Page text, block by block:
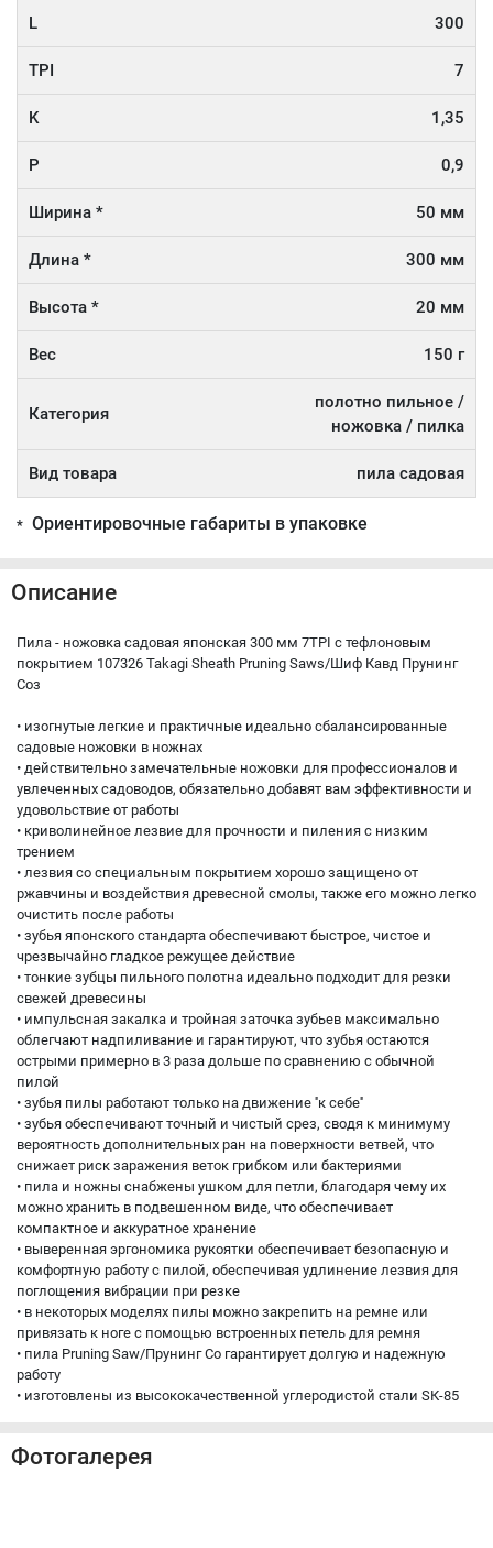
L 300
TPI 7
K 1,35
P 0,9
Ширина * 50 мм
Длина * 300 мм
Высота * 20 мм
Вес 150 г
Категория
полотно пильное /
ножовка / пилка
Вид товара пила садовая
* Ориентировочные габариты в упаковке
Описание
Пила - ножовка садовая японская 300 мм 7TPI с тефлоновым
покрытием 107326 Takagi Sheath Pruning Saws/Шиф Кавд Прунинг
Соз
• изогнутые легкие и практичные идеально сбалансированные
садовые ножовки в ножнах
• действительно замечательные ножовки для профессионалов и
увлеченных садоводов, обязательно добавят вам эффективности и
удовольствие от работы
• криволинейное лезвие для прочности и пиления с низким
трением
• лезвия со специальным покрытием хорошо защищено от
ржавчины и воздействия древесной смолы, также его можно легко
очистить после работы
• зубья японского стандарта обеспечивают быстрое, чистое и
чрезвычайно гладкое режущее действие
• тонкие зубцы пильного полотна идеально подходит для резки
свежей древесины
• импульсная закалка и тройная заточка зубьев максимально
облегчают надпиливание и гарантируют, что зубья остаются
острыми примерно в 3 раза дольше по сравнению с обычной
пилой
• зубья пилы работают только на движение ''к себе''
• зубья обеспечивают точный и чистый срез, сводя к минимуму
вероятность дополнительных ран на поверхности ветвей, что
снижает риск заражения веток грибком или бактериями
• пила и ножны снабжены ушком для петли, благодаря чему их
можно хранить в подвешенном виде, что обеспечивает
компактное и аккуратное хранение
• выверенная эргономика рукоятки обеспечивает безопасную и
комфортную работу с пилой, обеспечивая удлинение лезвия для
поглощения вибрации при резке
• в некоторых моделях пилы можно закрепить на ремне или
привязать к ноге с помощью встроенных петель для ремня
• пила Pruning Saw/Прунинг Со гарантирует долгую и надежную
работу
• изготовлены из высококачественной углеродистой стали SК-85
Фотогалерея